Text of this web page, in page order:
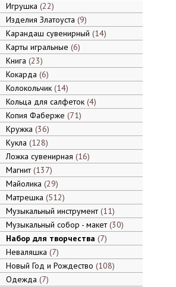
Игрушка 22
Изделия Златоуста 9
Карандаш сувенирный 14
Карты игральные 6
Книга 23
Кокарда 6
Колокольчик 14
Кольца для салфеток 4
Копия Фаберже 71
Кружка 36
Кукла 128
Ложка сувенирная 16
Магнит 137
Майолика 29
Матрешка 512
Музыкальный инструмент 11
Музыкальный собор - макет 30
Набор для творчества 7
Неваляшка 7
Новый Год и Рождество 108
Одежда 7